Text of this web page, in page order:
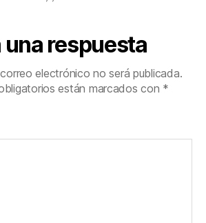
una respuesta
electrónico no será publicada.
están marcados con *